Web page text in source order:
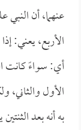
عنهما، أن
الأربع، يعني:
أي: سواءً كانت
الأول والثاني،
به أنه بعد